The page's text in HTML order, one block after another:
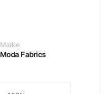
Marke
Moda Fabrics